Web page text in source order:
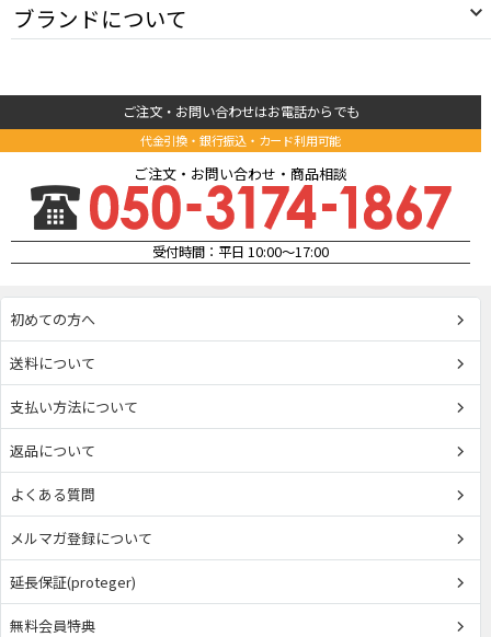
ブランドについて
ご注文・お問い合わせはお電話からでも
代金引換・銀行振込・カード利用可能
ご注文・お問い合わせ・商品相談
受付時間：平日 10:00～17:00
初めての方へ
送料について
支払い方法について
返品について
よくある質問
メルマガ登録について
延長保証(proteger)
無料会員特典